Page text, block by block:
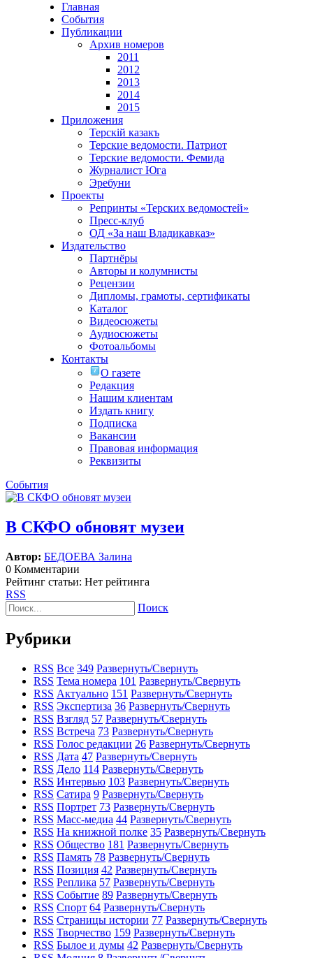
Главная
События
Публикации
Архив номеров
2011
2012
2013
2014
2015
Приложения
Терскiй казакъ
Терские ведомости. Патриот
Терские ведомости. Фемида
Журналист Юга
Эребуни
Проекты
Репринты «Терских ведомостей»
Пресс-клуб
ОД «За наш Владикавказ»
Издательство
Партнёры
Авторы и колумнисты
Рецензии
Дипломы, грамоты, сертификаты
Каталог
Видеосюжеты
Аудиосюжеты
Фотоальбомы
Контакты
О газете
Редакция
Нашим клиентам
Издать книгу
Подписка
Вакансии
Правовая информация
Реквизиты
События
В СКФО обновят музеи
Автор: БЕДОЕВА Залина
0 Комментарии
Рейтинг статьи: Нет рейтинга
RSS
Поиск
Рубрики
RSS Все 349 Развернуть/Свернуть
RSS Тема номера 101 Развернуть/Свернуть
RSS Актуально 151 Развернуть/Свернуть
RSS Экспертиза 36 Развернуть/Свернуть
RSS Взгляд 57 Развернуть/Свернуть
RSS Встреча 73 Развернуть/Свернуть
RSS Голос редакции 26 Развернуть/Свернуть
RSS Дата 47 Развернуть/Свернуть
RSS Дело 114 Развернуть/Свернуть
RSS Интервью 103 Развернуть/Свернуть
RSS Сатира 9 Развернуть/Свернуть
RSS Портрет 73 Развернуть/Свернуть
RSS Масс-медиа 44 Развернуть/Свернуть
RSS На книжной полке 35 Развернуть/Свернуть
RSS Общество 181 Развернуть/Свернуть
RSS Память 78 Развернуть/Свернуть
RSS Позиция 42 Развернуть/Свернуть
RSS Реплика 57 Развернуть/Свернуть
RSS Событие 89 Развернуть/Свернуть
RSS Спорт 64 Развернуть/Свернуть
RSS Страницы истории 77 Развернуть/Свернуть
RSS Творчество 159 Развернуть/Свернуть
RSS Былое и думы 42 Развернуть/Свернуть